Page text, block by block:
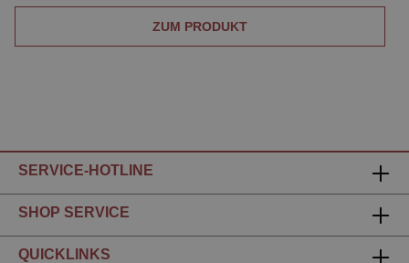
ZUM PRODUKT
SERVICE-HOTLINE
SHOP SERVICE
QUICKLINKS